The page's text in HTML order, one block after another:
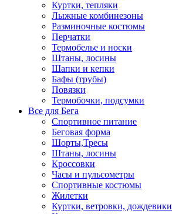
Куртки, тепляки
Лыжные комбинезоны
Разминочные костюмы
Перчатки
Термобелье и носки
Штаны, лосины
Шапки и кепки
Бафы (трубы)
Повязки
Термобочки, подсумки
Все для Бега
Спортивное питание
Беговая форма
Шорты,Тресы
Штаны, лосины
Кроссовки
Часы и пульсометры
Спортивные костюмы
Жилетки
Куртки, ветровки, дождевики